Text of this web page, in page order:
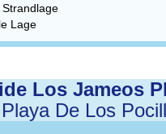
Lage
Los Jameos
Playa De Los